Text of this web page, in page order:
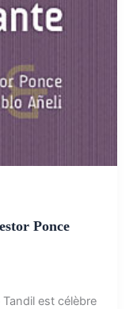
Ponce
est célèbre